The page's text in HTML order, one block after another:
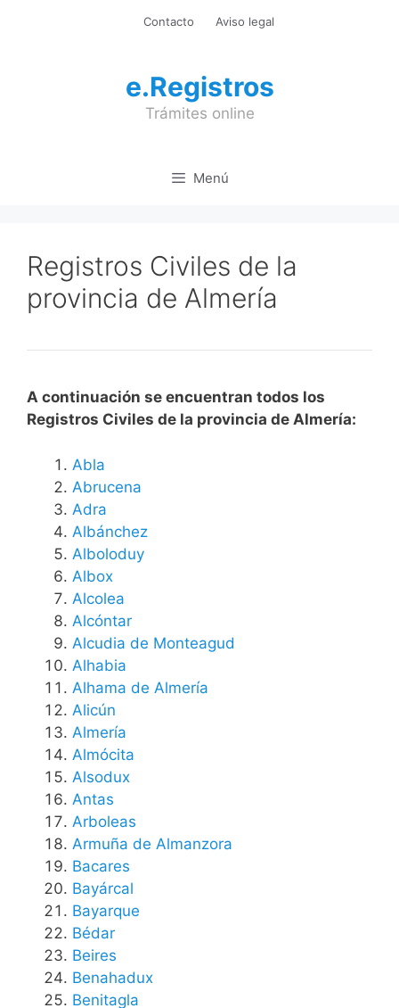
Contacto Aviso legal
e.Registros
Trámites online
Menú
Registros Civiles de la
provincia de Almería
A continuación se encuentran todos los
Registros Civiles de la provincia de Almería:
Abla
Abrucena
Adra
Albánchez
Alboloduy
Albox
Alcolea
Alcóntar
Alcudia de Monteagud
Alhabia
Alhama de Almería
Alicún
Almería
Almócita
Alsodux
Antas
Arboleas
Armuña de Almanzora
Bacares
Bayárcal
Bayarque
Bédar
Beires
Benahadux
Benitagla